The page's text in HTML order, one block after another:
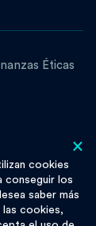
Éticas
×
cookies
conseguir los
saber más
las cookies,